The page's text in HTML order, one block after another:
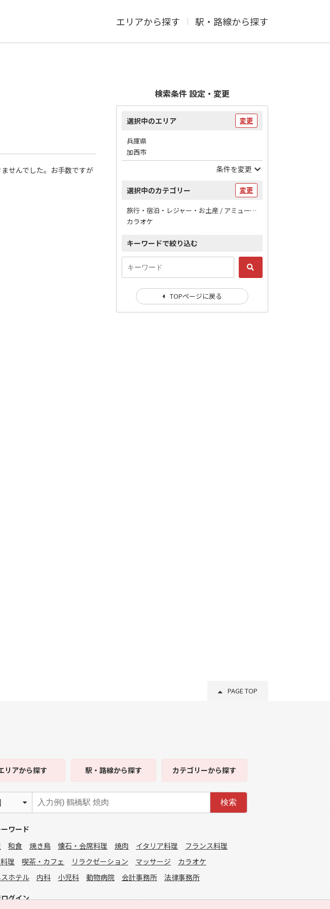
エリアから探す 駅・路線から探す
せんでした。お手数ですが
検索条件 設定・変更
選択中のエリア 変更
兵庫県
加西市
条件を変更
選択中のカテゴリー 変更
旅行・宿泊・レジャー・お土産 / アミューズメント
カラオケ
キーワードで絞り込む
TOPページに戻る
PAGE TOP
リアから探す 駅・路線から探す カテゴリーから探す
検索
ワード
和食 焼き鳥 懐石・会席料理 焼肉 イタリア料理
フランス料理
理
喫茶・カフェ リラクゼーション マッサージ
カラオケ
ホテル
内科 小児科 動物病院 会計事務所 法律事務所
グイン